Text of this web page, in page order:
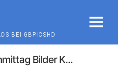
BEI GBPICSHD
MENU
Bilder K...